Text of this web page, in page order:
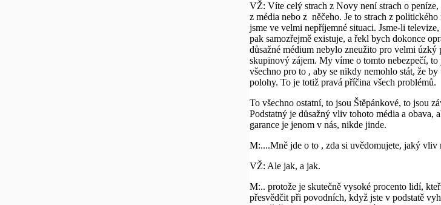
VŽ: Víte celý strach z Novy není strach o peníze,
z média nebo z něčeho. Je to strach z
jsme ve velmi nepříjemné situaci. Jsme-li
pak samozřejmě existuje, a řekl bych dokonce
důsažné médium nebylo zneužito pro velmi
skupinový zájem. My víme o tomto nebezpečí, to
všechno pro to , aby se nikdy nemohlo stát, že
polohy. To je totiž pravá příčina všech problémů.
To všechno ostatní, to jsou Štěpánkové, to jsou
Podstatný je důsažný vliv tohoto média a obava,
garance je jenom v nás, nikde jinde.
M:....Mně jde o to , zda si uvědomujete, jaký vliv
VŽ: Ale jak, a jak.
M:.. protože je skutečně vysoké procento lidí,
přesvědčit při povodních, když jste v podstatě